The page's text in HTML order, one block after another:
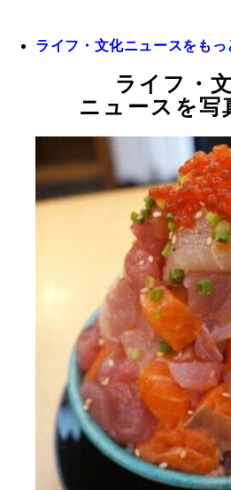
ライフ・文化ニュースをもっ
ライフ・
ニュースを写